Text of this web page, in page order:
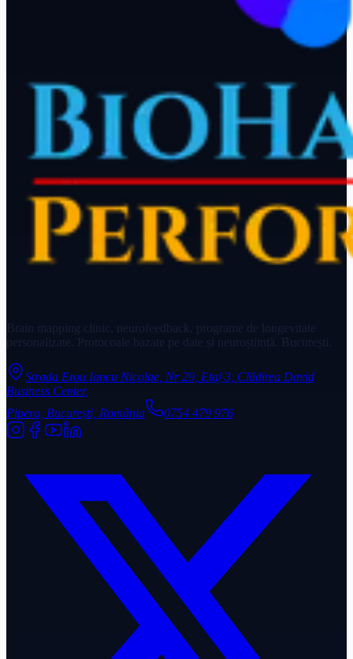
Brain mapping clinic, neurofeedback, programe de longevitate
personalizate. Protocoale bazate pe date și neuroștiință. București.
Strada Erou Iancu Nicolae, Nr 29, Etaj 3, Clădirea David
Business Center,
Pipera, București, România
0754 479 976